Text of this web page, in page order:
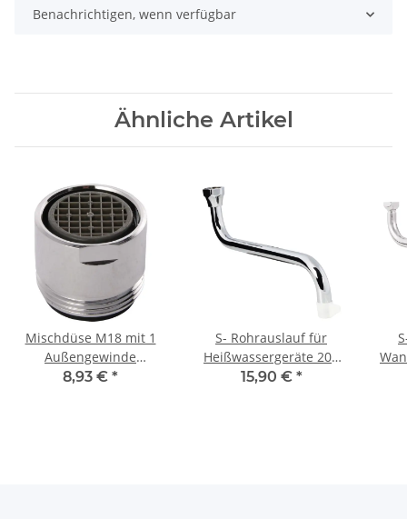
Benachrichtigen, wenn verfügbar
Ähnliche Artikel
Mischdüse M18 mit 1
Außengewinde
verchromt
8,93 € *
S- Rohrauslauf für
Heißwassergeräte 200
mm verchromt
15,90 € *